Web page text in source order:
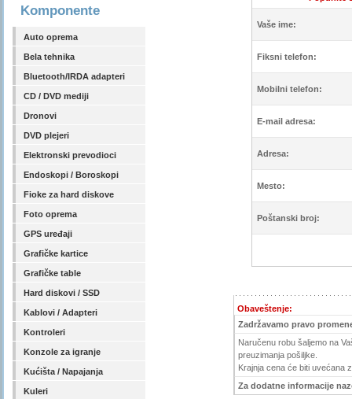
Komponente
Auto oprema
Bela tehnika
Bluetooth/IRDA adapteri
CD / DVD mediji
Dronovi
DVD plejeri
Elektronski prevodioci
Endoskopi / Boroskopi
Fioke za hard diskove
Foto oprema
GPS uređaji
Grafičke kartice
Grafičke table
Hard diskovi / SSD
Kablovi / Adapteri
Kontroleri
Konzole za igranje
Kućišta / Napajanja
Kuleri
Vaše ime:
Fiksni telefon:
Mobilni telefon:
E-mail adresa:
Adresa:
Mesto:
Poštanski broj:
Obaveštenje:
Zadržavamo pravo
Naručenu robu šaljemo na
preuzimanja pošiljke.
Krajnja cena će biti uvećana
Za dodatne informacije